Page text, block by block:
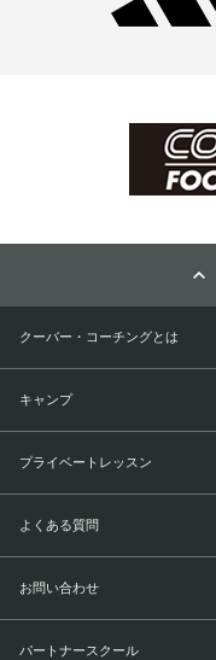
クーバー・コーチングとは
キャンプ
プライベートレッスン
よくある質問
お問い合わせ
パートナースクール